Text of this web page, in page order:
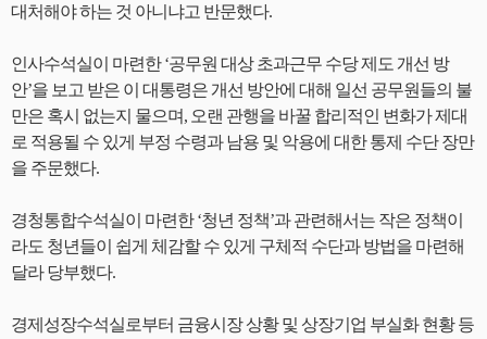
대처해야 하는 것 아니냐고 반문했다.
인사수석실이 마련한 ‘공무원 대상 초과근무 수당 제도 개선 방
안’을 보고 받은 이 대통령은 개선 방안에 대해 일선 공무원들의 불
만은 혹시 없는지 물으며, 오랜 관행을 바꿀 합리적인 변화가 제대
로 적용될 수 있게 부정 수령과 남용 및 악용에 대한 통제 수단 장만
을 주문했다.
경청통합수석실이 마련한 ‘청년 정책’과 관련해서는 작은 정책이
라도 청년들이 쉽게 체감할 수 있게 구체적 수단과 방법을 마련해
달라 당부했다.
경제성장수석실로부터 금융시장 상황 및 상장기업 부실화 현황 등